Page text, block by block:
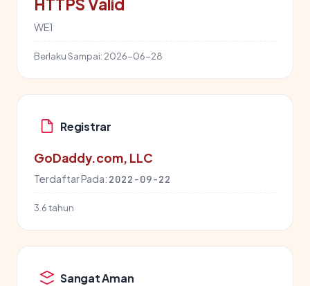
HTTPS Valid
WE1
Berlaku Sampai: 2026-06-28
Registrar
GoDaddy.com, LLC
Terdaftar Pada: 2022-09-22
3.6 tahun
Sangat Aman